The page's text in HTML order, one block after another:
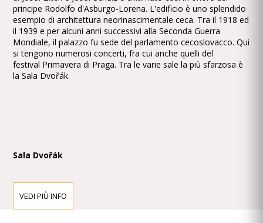
principe Rodolfo d'Asburgo-Lorena. L'edificio è uno splendido
esempio di architettura neorinascimentale ceca. Tra il 1918 ed
il 1939 e per alcuni anni successivi alla Seconda Guerra
Mondiale, il palazzo fu sede del parlamento cecoslovacco. Qui
si tengono numerosi concerti, fra cui anche quelli del
festival Primavera di Praga. Tra le varie sale la più sfarzosa è
la Sala Dvořák.
Sala Dvořák
La Filarmonica Ceca è salito sul palco in questa sala da
concerto famosa nel 1896, esibendosi per la prima volta un
concerto sotto la direzione di Antonín Dvořák se stesso. La
VEDI PIÙ INFO